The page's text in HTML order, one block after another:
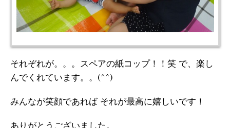
それぞれが。。。スペアの紙コップ！！笑 で、楽し
んでくれています。。(^^)
みんなが笑顔であれば それが最高に嬉しいです！
ありがとうございました。